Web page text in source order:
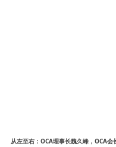
从左至右：OCA理事长魏久峰，OCA